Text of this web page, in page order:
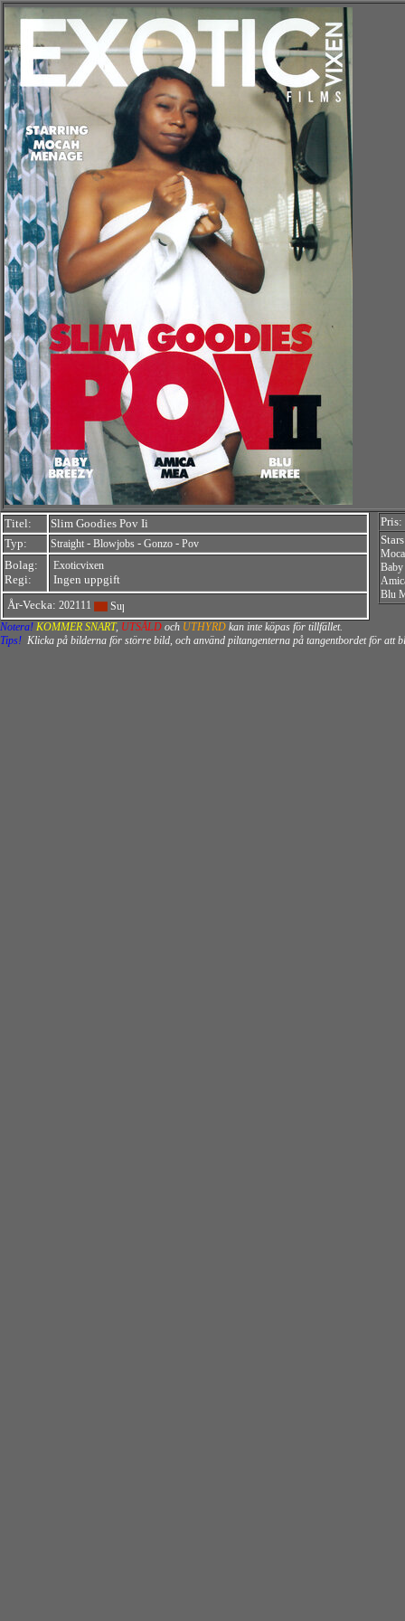
Titel:
Slim Goodies Pov Ii
Typ:
Straight - Blowjobs - Gonzo - Pov
Bolag:
Regi:
Exoticvixen
Ingen uppgift
År-Vecka: 202111
Baby
Blu
Notera! KOMMER SNART, UTSÅLD och UTHYRD kan inte köpas för tillfället.
Tips! Klicka på bilderna för större bild, och använd piltangenterna på tangentbordet för att